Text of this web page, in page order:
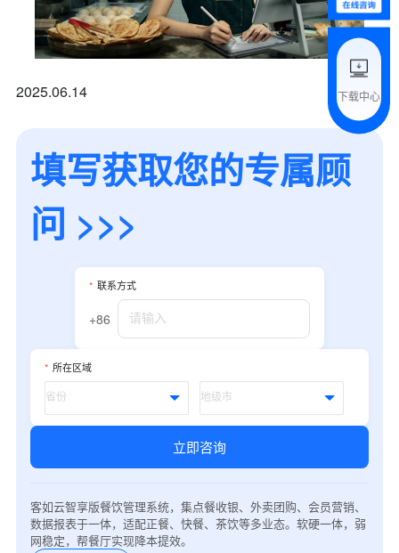
2025.06.14
填写获取您的专属顾
问 >>>
* 联系方式
+86
* 所在区域
立即咨询
客如云智享版餐饮管理系统，集点餐收银、外卖团购、会员营销、
数据报表于一体，适配正餐、快餐、茶饮等多业态。软硬一体，弱
网稳定，帮餐厅实现降本提效。
下载中心
附加留言
我是老客户，了解最新优惠